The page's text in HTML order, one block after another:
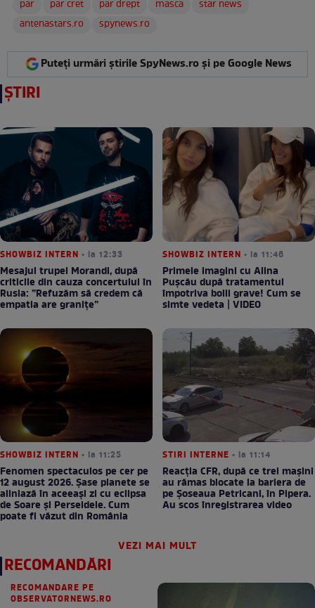
par par cret par drept masca
star news
antenastars.ro
spynews.ro
Puteți urmări știrile SpyNews.ro și pe Google News
ȘTIRI
SHOWBIZ INTERN • la 12:33
Mesajul trupei Morandi, după
criticile din cauza concertului în
Rusia: ”Refuzăm să credem că
empatia are granițe”
SHOWBIZ INTERN • la 11:46
Primele imagini cu Alina
Pușcău după tratamentul
împotriva bolii grave! Cum se
simte vedeta | VIDEO
SHOWBIZ INTERN • la 11:25
Fenomen spectaculos pe cer pe
12 august 2026. Șase planete se
aliniază în aceeași zi cu eclipsa
de Soare și Perseidele. Cum
poate fi văzut din România
STIRI INTERNE • la 11:14
Reacția CFR, după ce trei mașini
au rămas blocate la bariera de
pe Șoseaua Petricani, în Pipera.
Au scos înregistrarea video
VEZI MAI MULT
RECOMANDĂRI
RECOMANDARE PE
OBSERVATORNEWS.RO